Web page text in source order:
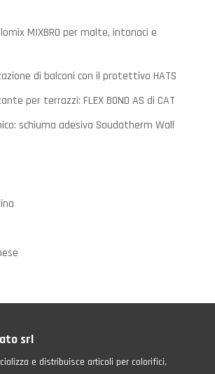
MIXBRO per malte, intonaci e
di balconi con il protettivo HATS
per terrazzi: FLEX BOND AS di CAT
schiuma adesiva Soudatherm Wall
srl
e distribuisce articoli per colorifici,